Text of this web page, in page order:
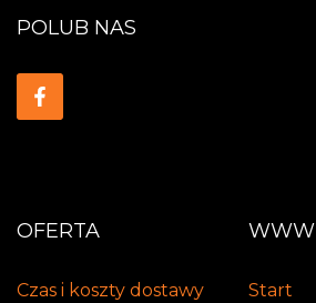
OFERTA
Czas i koszty dostawy
WWW
Start
POLUB NAS